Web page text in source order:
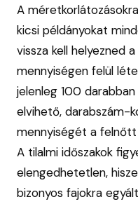
A
kicsi példányokat
vissza kell helyezned
mennyiségen felül
jelenleg 100
elvihető, darabszám-
mennyiségét a felnőtt
A tilalmi időszakok
elengedhetetlen,
bizonyos fajokra